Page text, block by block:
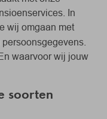
In
wij omgaan met
waarvoor wij jouw
soorten